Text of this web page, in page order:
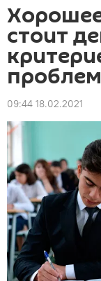
стоит
09:44 18.02.2021